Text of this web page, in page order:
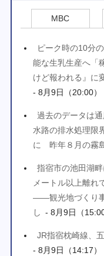
MBC
ピーク時の10分
能な生乳生産へ「
けど報われる』に
- 8月9日（20:00）
過去のデータは
水路の排水処理限
に 昨年８月の霧
指宿市の池田湖
メートル以上離れ
――観光地づくり
し - 8月9日（15:00
JR指宿枕崎線、
- 8月9日（14:17）